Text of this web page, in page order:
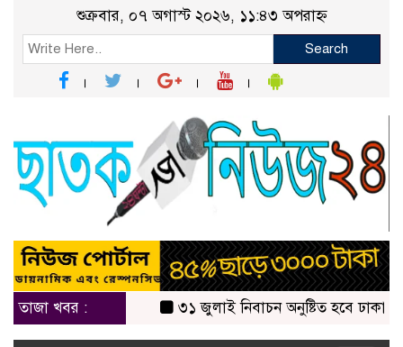
শুক্রবার, ০৭ অগাস্ট ২০২৬, ১১:৪৩ অপরাহ্ন
Search
তাজা খবর : ৩১ জুলাই নিবাচন অনু‌ষ্টিত হ‌বে ঢাকায়